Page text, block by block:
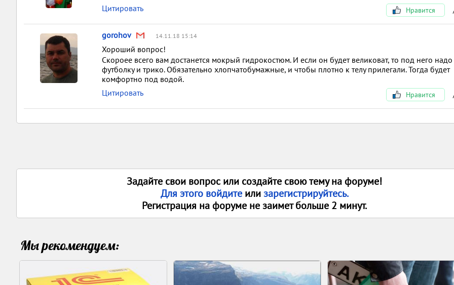
Цитировать
Нравится
gorohov 14.11.18 15:14
Хороший вопрос!
Скороее всего вам достанется мокрый гидрокостюм. И если он будет великоват, то под него надо
футболку и трико. Обязательно хлопчатобумажные, и чтобы плотно к телу прилегали. Тогда будет
комфортно под водой.
Цитировать
Нравится
Задайте свои вопрос или создайте свою тему на форуме!
Для этого войдите илизарегистрируйтесь.
Регистрация на форуме не заимет больше 2 минут.
Мы рекомендуем: